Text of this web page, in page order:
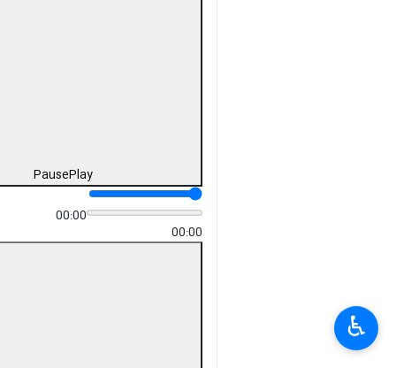
PausePlay
00:00
00:00
♿︎